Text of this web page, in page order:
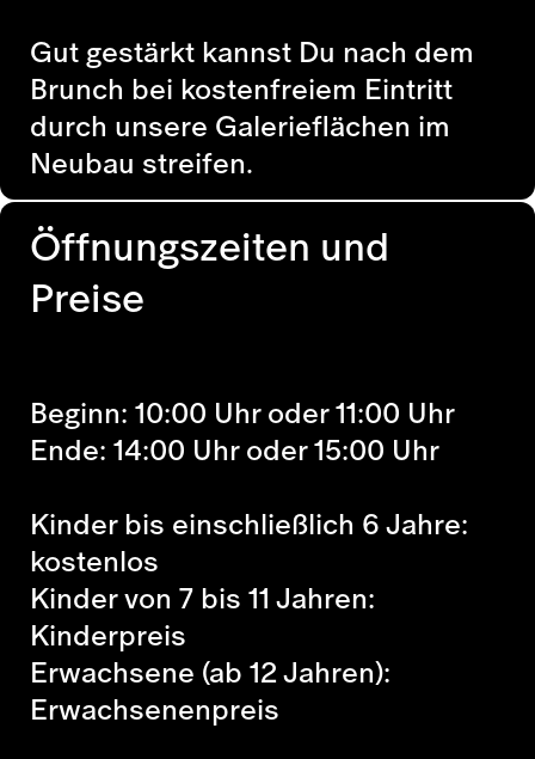
Gut gestärkt kannst Du nach dem
Brunch bei kostenfreiem Eintritt
durch unsere Galerieflächen im
Neubau streifen.
Öffnungszeiten und
Preise
Beginn: 10:00 Uhr oder 11:00 Uhr
Ende: 14:00 Uhr oder 15:00 Uhr
Kinder bis einschließlich 6 Jahre:
kostenlos
Kinder von 7 bis 11 Jahren:
Kinderpreis
Erwachsene (ab 12 Jahren):
Erwachsenenpreis